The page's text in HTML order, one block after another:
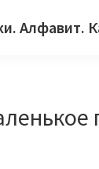
Алфавит.